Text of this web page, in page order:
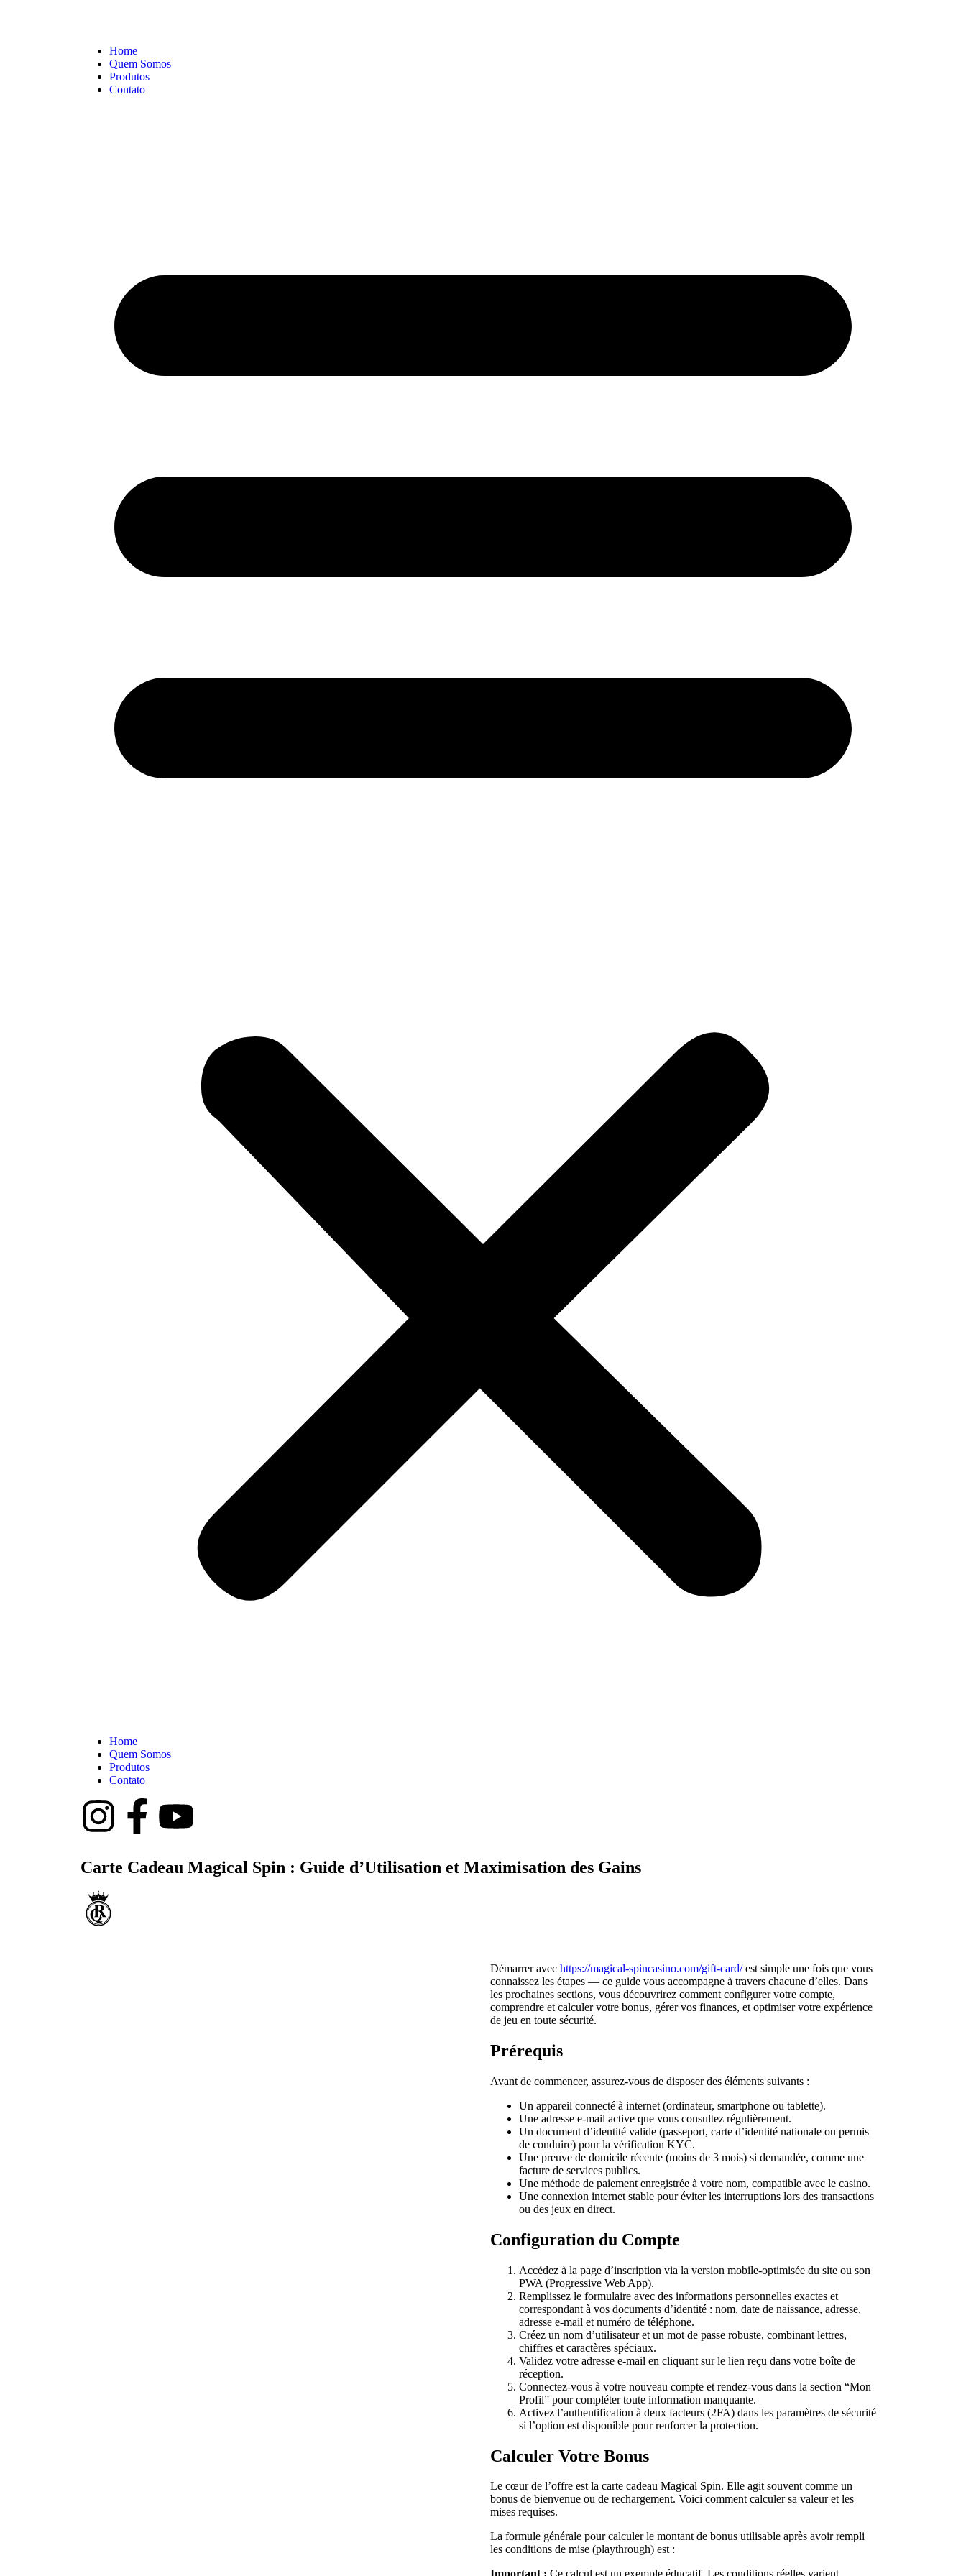
Home
Quem Somos
Produtos
Contato
Home
Quem Somos
Produtos
Contato
Carte Cadeau Magical Spin : Guide d’Utilisation et Maximisation des Gains
Démarrer avec https://magical-spincasino.com/gift-card/est simple une fois que vous
connaissez les étapes — ce guide vous accompagne à travers chacune d’elles. Dans
les prochaines sections, vous découvrirez comment configurer votre compte,
comprendre et calculer votre bonus, gérer vos finances, et optimiser votre expérience
de jeu en toute sécurité.
Prérequis
Avant de commencer, assurez-vous de disposer des éléments suivants :
Un appareil connecté à internet (ordinateur, smartphone ou tablette).
Une adresse e-mail active que vous consultez régulièrement.
Un document d’identité valide (passeport, carte d’identité nationale ou permis
de conduire) pour la vérification KYC.
Une preuve de domicile récente (moins de 3 mois) si demandée, comme une
facture de services publics.
Une méthode de paiement enregistrée à votre nom, compatible avec le casino.
Une connexion internet stable pour éviter les interruptions lors des transactions
ou des jeux en direct.
Configuration du Compte
Accédez à la page d’inscription via la version mobile-optimisée du site ou son
PWA (Progressive Web App).
Remplissez le formulaire avec des informations personnelles exactes et
correspondant à vos documents d’identité : nom, date de naissance, adresse,
adresse e-mail et numéro de téléphone.
Créez un nom d’utilisateur et un mot de passe robuste, combinant lettres,
chiffres et caractères spéciaux.
Validez votre adresse e-mail en cliquant sur le lien reçu dans votre boîte de
réception.
Connectez-vous à votre nouveau compte et rendez-vous dans la section “Mon
Profil” pour compléter toute information manquante.
Activez l’authentification à deux facteurs (2FA) dans les paramètres de sécurité
si l’option est disponible pour renforcer la protection.
Calculer Votre Bonus
Le cœur de l’offre est la carte cadeau Magical Spin. Elle agit souvent comme un
bonus de bienvenue ou de rechargement. Voici comment calculer sa valeur et les
mises requises.
La formule générale pour calculer le montant de bonus utilisable après avoir rempli
les conditions de mise (playthrough) est :